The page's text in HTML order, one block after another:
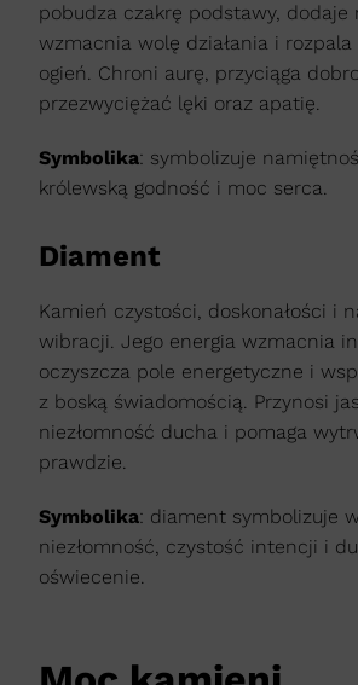
pobudza czakrę podstawy, dodaje
wzmacnia wolę działania i
ogień. Chroni aurę, przyciąga
przezwyciężać lęki oraz apatię.
Symbolika: symbolizuje
królewską godność i moc serca.
Diament
Kamień czystości, doskonałości i
wibracji. Jego energia wzmacnia
oczyszcza pole energetyczne i
z boską świadomością. Przynosi
niezłomność ducha i pomaga
prawdzie.
Symbolika: diament symbolizuje
niezłomność, czystość intencji i
oświecenie.